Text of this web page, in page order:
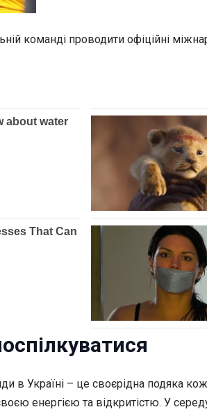
команді проводити офіційні
в Україні – це своєрідна подяка
енергією та відкритістю. У